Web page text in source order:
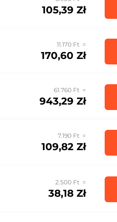
105,39 Zł
11.170 Ft =
170,60 Zł
61.760 Ft =
943,29 Zł
7.190 Ft =
109,82 Zł
2.500 Ft =
38,18 Zł